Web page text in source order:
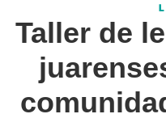
Taller de